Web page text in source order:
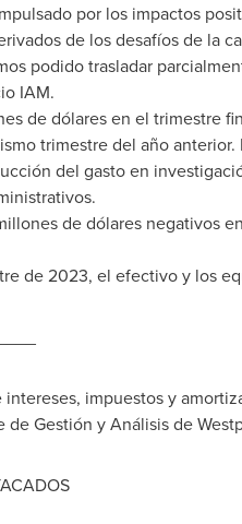
por los impactos
de los desafíos de la
podido trasladar
IAM.
de dólares en el trimestre
trimestre del año
del gasto en
de dólares negativos
de 2023, el efectivo y los
impuestos y
de Gestión y Análisis de